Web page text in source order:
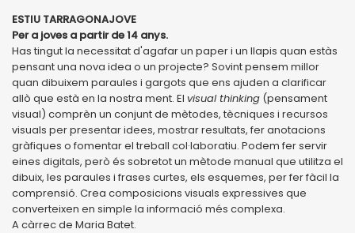
ESTIU TARRAGONAJOVE
Per a joves a partir de 14 anys.
Has tingut la necessitat d'agafar un paper i un llapis quan estàs
pensant una nova idea o un projecte? Sovint pensem millor
quan dibuixem paraules i gargots que ens ajuden a clarificar
allò que està en la nostra ment. El visual thinking (pensament
visual) comprèn un conjunt de mètodes, tècniques i recursos
visuals per presentar idees, mostrar resultats, fer anotacions
gràfiques o fomentar el treball col·laboratiu. Podem fer servir
eines digitals, però és sobretot un mètode manual que utilitza el
dibuix, les paraules i frases curtes, els esquemes, per fer fàcil la
comprensió. Crea composicions visuals expressives que
converteixen en simple la informació més complexa.
A càrrec de Maria Batet.